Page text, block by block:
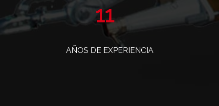
14
AÑOS DE EXPERIENCIA